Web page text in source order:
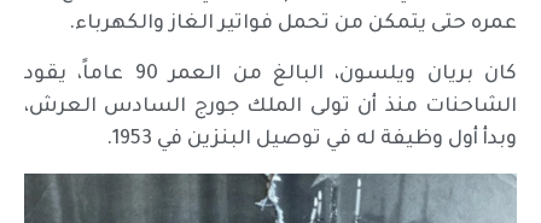
عمره حتى يتمكن من تحمل فواتير الغاز والكهرباء.
كان بريان ويلسون، البالغ من العمر 90 عاماً، يقود
الشاحنات منذ أن تولى الملك جورج السادس العرش،
وبدأ أول وظيفة له في توصيل البنزين في 1953.